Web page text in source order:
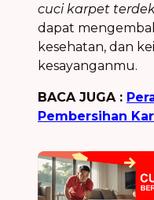
cuci karpet
dapat
kesehatan, dan
kesayanganmu.
BACA JUGA :
Pembersihan